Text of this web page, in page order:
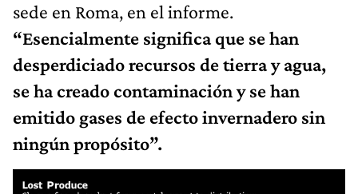
sede en Roma, en el informe.
“Esencialmente significa que se han
desperdiciado recursos de tierra y agua,
se ha creado contaminación y se han
emitido gases de efecto invernadero sin
ningún propósito”.